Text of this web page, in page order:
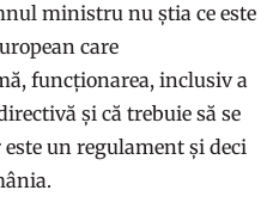
ministru nu știa ce este
care
funcționarea, inclusiv a
și că trebuie să se
un regulament și deci